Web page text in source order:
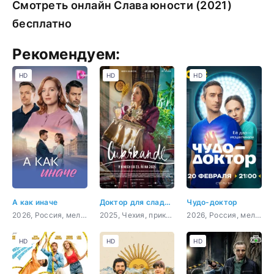
Смотреть онлайн Слава юности (2021)
бесплатно
Рекомендуем:
А как иначе
2026, Россия, мелодрама
HD
Доктор для сладкоежек
2025, Чехия, приключения, семейный
HD
Чудо-доктор
2026, Россия, мелодрама, драма
HD
HD HD HD